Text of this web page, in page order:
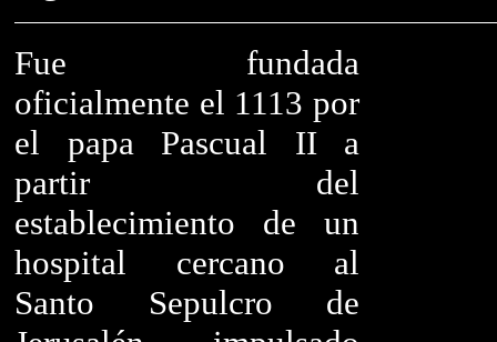
Fue fundada
oficialmente el 1113 por
el papa Pascual II a
partir del
establecimiento de un
hospital cercano al
Santo Sepulcro de